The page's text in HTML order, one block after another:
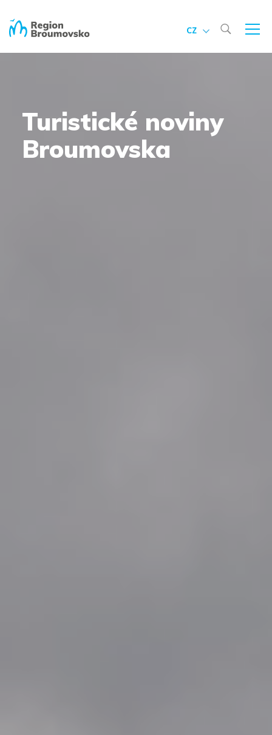
CZ
Turistické noviny
Broumovska